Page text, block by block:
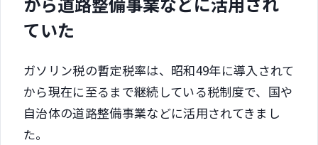
ていた
ガソリン税の暫定税率は、昭和49年に導入されて
から現在に至るまで継続している税制度で、国や
自治体の道路整備事業などに活用されてきまし
た。